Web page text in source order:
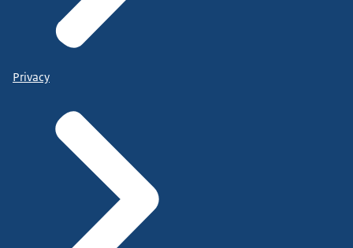
Privacy